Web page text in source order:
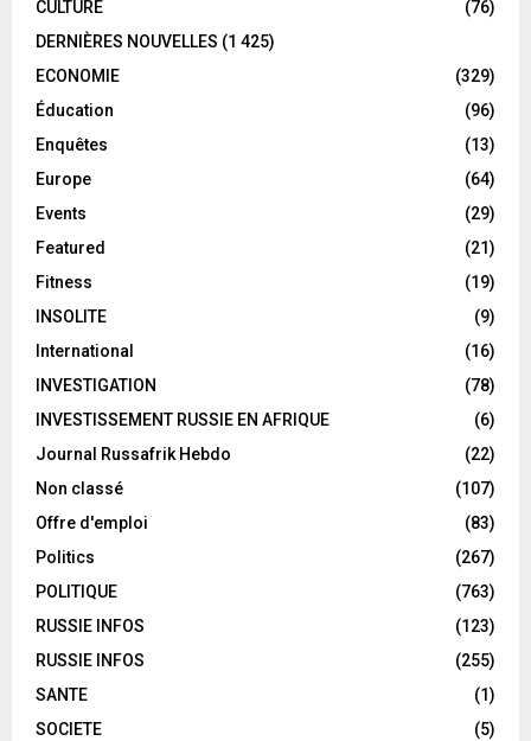
CULTURE
(76)
DERNIÈRES NOUVELLES (1 425)
ECONOMIE
(329)
Éducation
(96)
Enquêtes
(13)
Europe
(64)
Events
(29)
Featured
(21)
Fitness
(19)
INSOLITE
(9)
International
(16)
INVESTIGATION
(78)
INVESTISSEMENT RUSSIE EN AFRIQUE
(6)
Journal Russafrik Hebdo
(22)
Non classé
(107)
Offre d'emploi
(83)
Politics
(267)
POLITIQUE
(763)
RUSSIE INFOS
(123)
RUSSIE INFOS
(255)
SANTE
(1)
SOCIETE
(5)